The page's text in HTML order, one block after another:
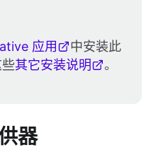
应用
中安装此
其它安装说明 。
器